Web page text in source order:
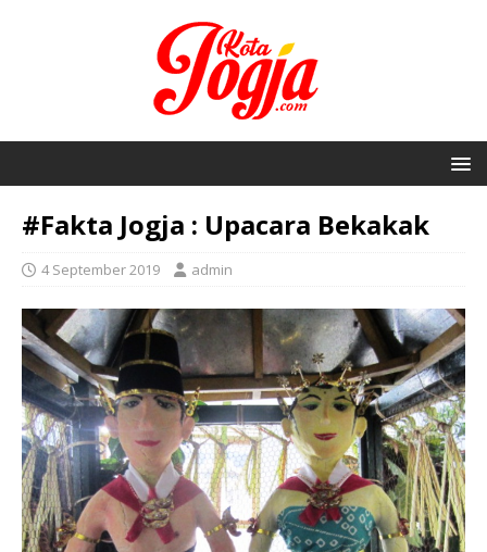
#Fakta Jogja : Upacara Bekakak
4 September 2019 admin